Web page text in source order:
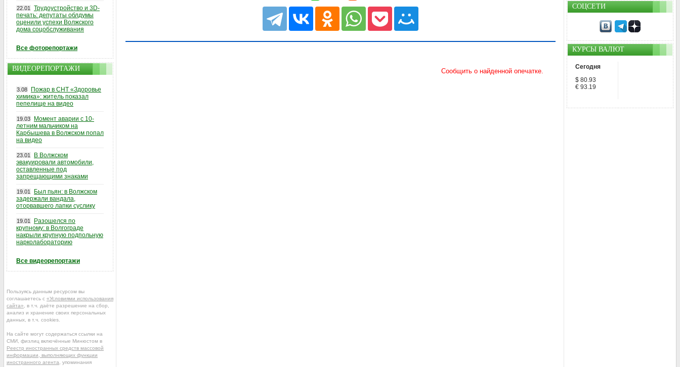
22.01
Трудоустройство и 3D-
печать: депутаты облдумы
оценили успехи Волжского
дома соцобслуживания
Все фоторепортажи
ВИДЕОРЕПОРТАЖИ
3.08
Пожар в СНТ «Здоровье
химика»: житель показал
пепелище на видео
19.03
Момент аварии с 10-
летним мальчиком на
Карбышева в Волжском попал
на видео
23.01
В Волжском
эвакуировали автомобили,
оставленные под
запрещающими знаками
19.01
Был пьян: в Волжском
задержали вандала,
оторвавшего лапки суслику
19.01
Разошелся по
крупному: в Волгограде
накрыли крупную подпольную
нарколабораторию
Все видеорепортажи
Пользуясь данным ресурсом вы
соглашаетесь с «Условиями использования
сайта» , в т.ч. даёте разрешение на сбор,
анализ и хранение своих персональных
данных, в т.ч. cookies.
На сайте могут содержаться ссылки на
СМИ, физлиц включённые Минюстом в
Реестр иностранных средств массовой
информации, выполняющих функции
иностранного агента , упоминания
СОЦСЕТИ
КУРСЫ ВАЛЮТ
Сегодня
$ 80.93
€ 93.19